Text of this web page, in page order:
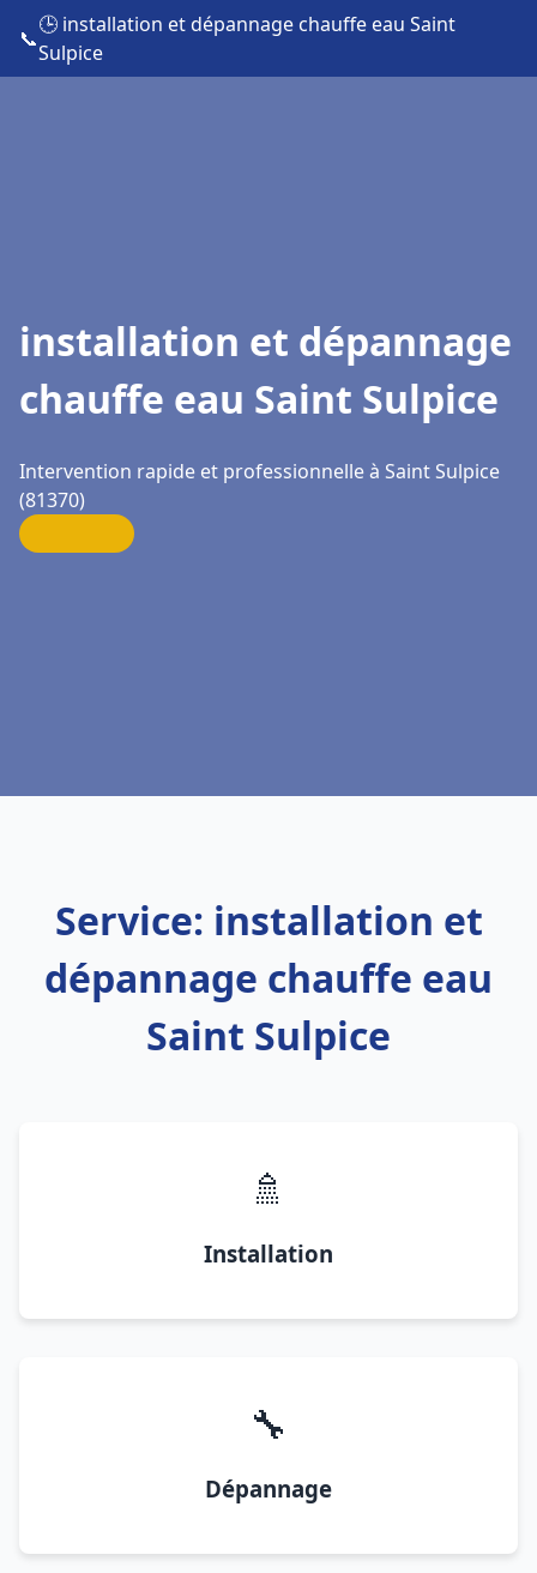
📞
🕒 installation et dépannage chauffe eau Saint
Sulpice
installation et dépannage
chauffe eau Saint Sulpice
Intervention rapide et professionnelle à Saint Sulpice
(81370)
Service: installation et
dépannage chauffe eau
Saint Sulpice
🚿
Installation
🔧
Dépannage